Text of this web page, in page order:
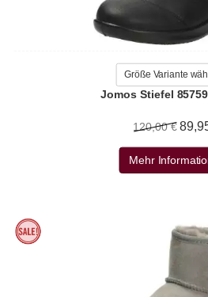
Größe Variante
Jomos Stiefel
120,00 €
Mehr